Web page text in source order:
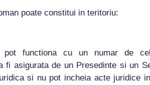
poate constitui in teritoriu:
pot functiona cu un numar de
fi asigurata de un Presedinte si un
si nu pot incheia acte juridice